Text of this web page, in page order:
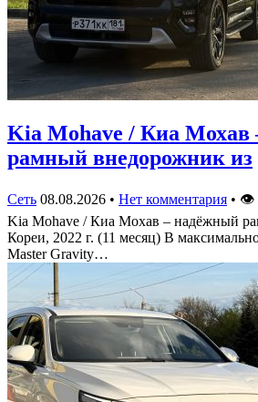
Kia Mohave / Киа Мохав
рамный внедорожник из
Сеть 08.08.2026 • Нет комментария • 👁
Kia Mohave / Киа Мохав – надёжный
Кореи, 2022 г. (11 месяц) В
Master Gravity…